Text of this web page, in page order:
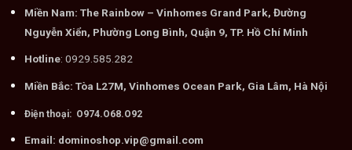
Miền Nam: The Rainbow – Vinhomes Grand Park, Đường
Nguyễn Xiển, Phường Long Bình, Quận 9, TP. Hồ Chí Minh
Hotline: 0929.585.282
Miền Bắc: Tòa L27M, Vinhomes Ocean Park, Gia Lâm, Hà Nội
Điện thoại: O974.O68.O92
Email: dominoshop.vip@gmail.com